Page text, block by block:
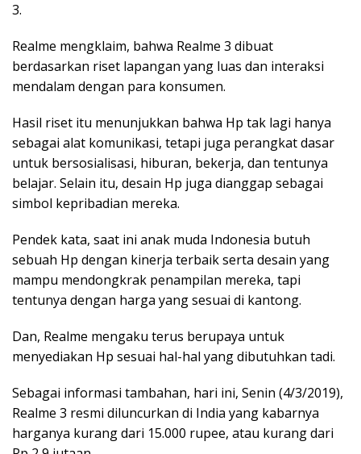
3.
Realme mengklaim, bahwa Realme 3 dibuat
berdasarkan riset lapangan yang luas dan interaksi
mendalam dengan para konsumen.
Hasil riset itu menunjukkan bahwa Hp tak lagi hanya
sebagai alat komunikasi, tetapi juga perangkat dasar
untuk bersosialisasi, hiburan, bekerja, dan tentunya
belajar. Selain itu, desain Hp juga dianggap sebagai
simbol kepribadian mereka.
Pendek kata, saat ini anak muda Indonesia butuh
sebuah Hp dengan kinerja terbaik serta desain yang
mampu mendongkrak penampilan mereka, tapi
tentunya dengan harga yang sesuai di kantong.
Dan, Realme mengaku terus berupaya untuk
menyediakan Hp sesuai hal-hal yang dibutuhkan tadi.
Sebagai informasi tambahan, hari ini, Senin (4/3/2019),
Realme 3 resmi diluncurkan di India yang kabarnya
harganya kurang dari 15.000 rupee, atau kurang dari